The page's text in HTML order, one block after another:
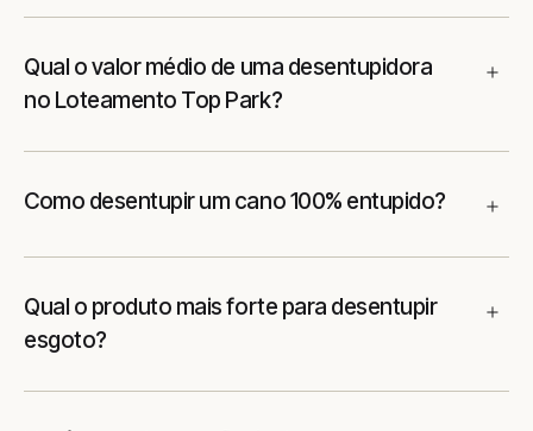
Qual o valor médio de uma desentupidora
no Loteamento Top Park?
Como desentupir um cano 100% entupido?
Qual o produto mais forte para desentupir
esgoto?